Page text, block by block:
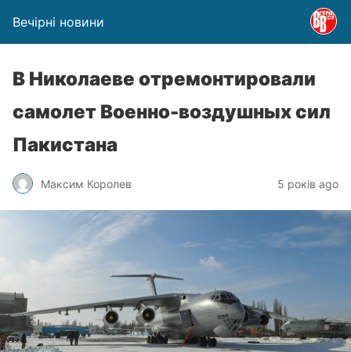
Вечірні новини
В Николаеве отремонтировали
самолет Военно-воздушных сил
Пакистана
Максим Королев 5 років ago